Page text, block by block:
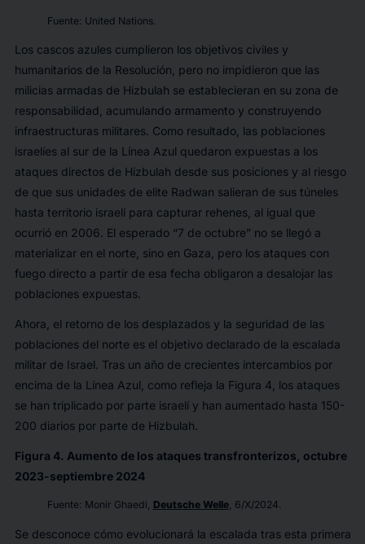
Fuente: United Nations.
Los cascos azules cumplieron los objetivos civiles y
humanitarios de la Resolución, pero no impidieron que las
milicias armadas de Hizbulah se establecieran en su zona de
responsabilidad, acumulando armamento y construyendo
infraestructuras militares. Como resultado, las poblaciones
israelíes al sur de la Línea Azul quedaron expuestas a los
ataques directos de Hizbulah desde sus posiciones y al riesgo
de que sus unidades de elite Radwan salieran de sus túneles
hasta territorio israelí para capturar rehenes, al igual que
ocurrió en 2006. El esperado “7 de octubre” no se llegó a
materializar en el norte, sino en Gaza, pero los ataques con
fuego directo a partir de esa fecha obligaron a desalojar las
poblaciones expuestas.
Ahora, el retorno de los desplazados y la seguridad de las
poblaciones del norte es el objetivo declarado de la escalada
militar de Israel. Tras un año de crecientes intercambios por
encima de la Línea Azul, como refleja la Figura 4, los ataques
se han triplicado por parte israelí y han aumentado hasta 150-
200 diarios por parte de Hizbulah.
Figura 4. Aumento de los ataques transfronterizos, octubre
2023-septiembre 2024
Fuente: Monir Ghaedi, Deutsche Welle, 6/X/2024.
Se desconoce cómo evolucionará la escalada tras esta primera